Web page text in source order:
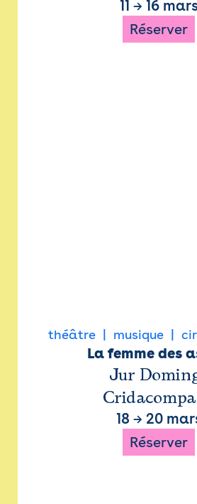
11 → 16
Réserver
théâtre musique
La femme des
Jur
18 → 20
Réserver